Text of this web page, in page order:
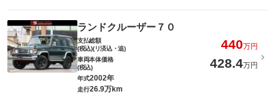
ランドクルーザー７０
支払総額
(税込)(リ済込・追)
440万円
車両本体価格
(税込)
428.4万円
年式2002年
走行26.9万km